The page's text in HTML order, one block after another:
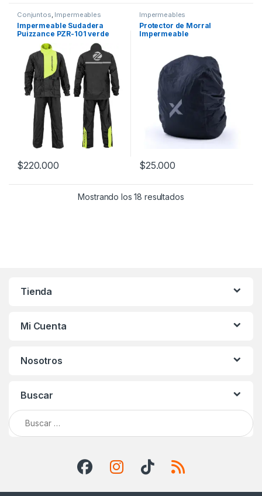
Conjuntos, Impermeables
Impermeable Sudadera
Puizzance PZR-101 verde
$220.000
Este producto tiene múltiples variantes. Las opciones se
Impermeables
Protector de Morral
Impermeable
$25.000
Mostrando los 18 resultados
Tienda
Mi Cuenta
Nosotros
Buscar
Buscar: